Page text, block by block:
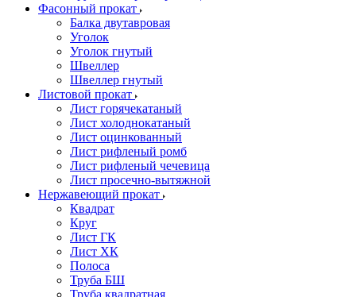
Фасонный прокат
Балка двутавровая
Уголок
Уголок гнутый
Швеллер
Швеллер гнутый
Листовой прокат
Лист горячекатаный
Лист холоднокатаный
Лист оцинкованный
Лист рифленый ромб
Лист рифленый чечевица
Лист просечно-вытяжной
Нержавеющий прокат
Квадрат
Круг
Лист ГК
Лист ХК
Полоса
Труба БШ
Труба квадратная